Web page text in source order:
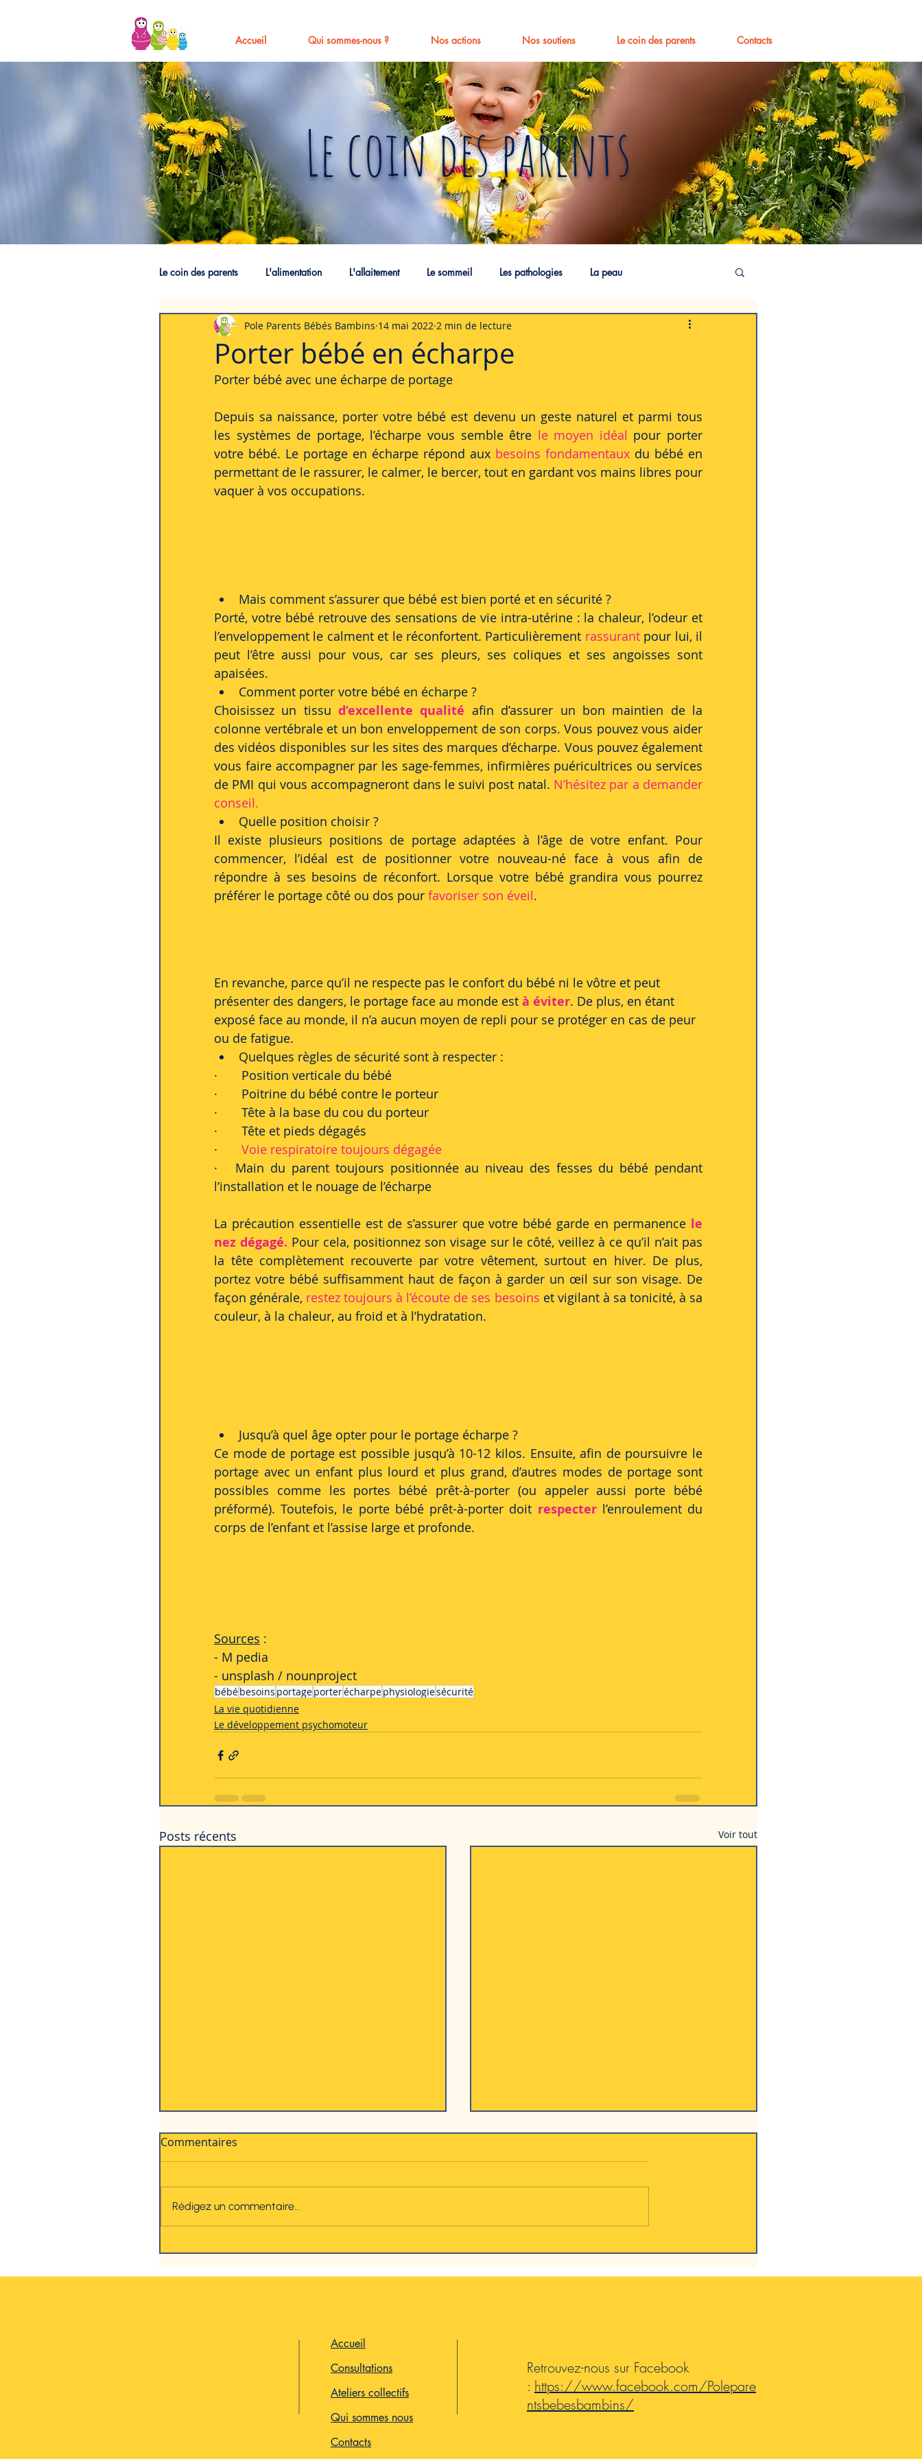
Accueil Qui sommes-nous ? Nos actions Nos soutiens Le coin des parents Contacts
Le coin des parents
Le coin des parents L'alimentation L'allaitement Le sommeil Les pathologies La peau
La vie quotidienne Les pleurs du bébé Le développement psychomoteur
Porter bébé en écharpe
Pole Parents Bébés Bambins 14 mai 2022 2 min de lecture
Porter bébé avec une écharpe de portage
Depuis sa naissance, porter votre bébé est devenu un geste naturel et parmi tous
les systèmes de portage, l’écharpe vous semble être le moyen idéal pour porter
votre bébé. Le portage en écharpe répond aux besoins fondamentaux du bébé en
permettant de le rassurer, le calmer, le bercer, tout en gardant vos mains libres pour
vaquer à vos occupations.
Mais comment s’assurer que bébé est bien porté et en sécurité ?
Porté, votre bébé retrouve des sensations de vie intra-utérine : la chaleur, l’odeur et
l’enveloppement le calment et le réconfortent. Particulièrement rassurant pour lui, il
peut l’être aussi pour vous, car ses pleurs, ses coliques et ses angoisses sont
apaisées.
Comment porter votre bébé en écharpe ?
Choisissez un tissu d’excellente qualité afin d’assurer un bon maintien de la
colonne vertébrale et un bon enveloppement de son corps. Vous pouvez vous aider
des vidéos disponibles sur les sites des marques d’écharpe. Vous pouvez également
vous faire accompagner par les sage-femmes, infirmières puéricultrices ou services
de PMI qui vous accompagneront dans le suivi post natal. N’hésitez par a demander
conseil.
Quelle position choisir ?
Il existe plusieurs positions de portage adaptées à l’âge de votre enfant. Pour
commencer, l’idéal est de positionner votre nouveau-né face à vous afin de
répondre à ses besoins de réconfort. Lorsque votre bébé grandira vous pourrez
préférer le portage côté ou dos pour favoriser son éveil.
En revanche, parce qu’il ne respecte pas le confort du bébé ni le vôtre et peut
présenter des dangers, le portage face au monde est à éviter. De plus, en étant
exposé face au monde, il n’a aucun moyen de repli pour se protéger en cas de peur
ou de fatigue.
Quelques règles de sécurité sont à respecter :
·       Position verticale du bébé
·       Poitrine du bébé contre le porteur
·       Tête à la base du cou du porteur
·       Tête et pieds dégagés
· Voie respiratoire toujours dégagée
·   Main du parent toujours positionnée au niveau des fesses du bébé pendant
l’installation et le nouage de l’écharpe
La précaution essentielle est de s’assurer que votre bébé garde en permanence le
nez dégagé. Pour cela, positionnez son visage sur le côté, veillez à ce qu’il n’ait pas
la tête complètement recouverte par votre vêtement, surtout en hiver. De plus,
portez votre bébé suffisamment haut de façon à garder un œil sur son visage. De
façon générale, restez toujours à l’écoute de ses besoins et vigilant à sa tonicité, à sa
couleur, à la chaleur, au froid et à l’hydratation.
Jusqu’à quel âge opter pour le portage écharpe ?
Ce mode de portage est possible jusqu’à 10-12 kilos. Ensuite, afin de poursuivre le
portage avec un enfant plus lourd et plus grand, d’autres modes de portage sont
possibles comme les portes bébé prêt-à-porter (ou appeler aussi porte bébé
préformé). Toutefois, le porte bébé prêt-à-porter doit respecter l’enroulement du
corps de l’enfant et l’assise large et profonde.
Sources :
- M pedia
- unsplash / nounproject
bébébesoins portageporterécharpephysiologiesécurité
La vie quotidienne
Le développement psychomoteur
Posts récents Voir tout
Quelques idées pour s’apaiser
Commentaires
Rédigez un commentaire...
Accueil
Consultations
Ateliers collectifs
Qui sommes nous
Contacts
Retrouvez-nous sur Facebook
: https://www.facebook.com/Polepare
ntsbebesbambins/